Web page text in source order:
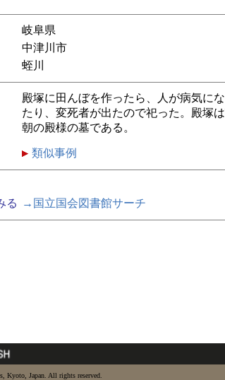
岐阜県
中津川市
蛭川
殿塚に田んぼを作ったら、人が病気に
たり、変死者が出たので祀った。殿塚
朝の殿様の墓である。
類似事例
る
→国立国会図書館サーチ
Kyoto, Japan. All rights reserved.